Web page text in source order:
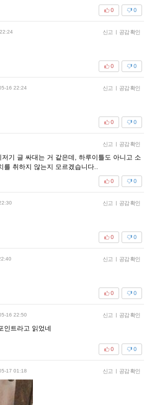
0
0
신고 | 공감 확인
0
0
16 22:24 신고 | 공감 확인
0
0
신고 | 공감 확인
저기 글 싸대는 거 같은데, 하루이틀도 아니고 소
를 취하지 않는지 모르겠습니다..
0
0
신고 | 공감 확인
0
0
신고 | 공감 확인
0
0
16 22:50 신고 | 공감 확인
인트라고 읽었네
0
0
17 01:18 신고 | 공감 확인